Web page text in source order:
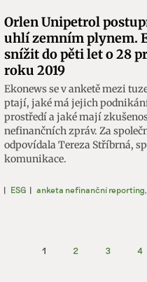
Orlen Unipetrol
uhlí zemním plynem.
snížit do pěti let o 28
roku 2019
Ekonews se v anketě mezi
ptají, jaké má jejich
prostředí a jaké mají
nefinančních zpráv. Za
odpovídala Tereza Stříbrná,
komunikace.
| ESG | anketa nefinanční reporting
1 2 3 4